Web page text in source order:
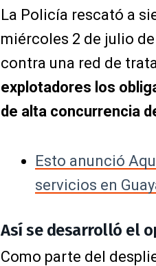
La Policía rescató a
miércoles 2 de julio
contra una red de
explotadores los
de alta concurrencia
Esto anunció
servicios en
Así se desarrolló el
Como parte del